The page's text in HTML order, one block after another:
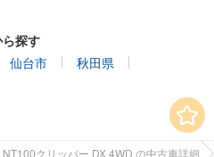
探す
仙台市
秋田県
NT100クリッパー DX 4WD の中古車詳細